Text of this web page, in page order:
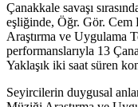
Çanakkale savaşı
eşliğinde, Öğr. Gör.
Araştırma ve Uygulama
performanslarıyla 13
Yaklaşık iki saat süren
Seyircilerin duygusal